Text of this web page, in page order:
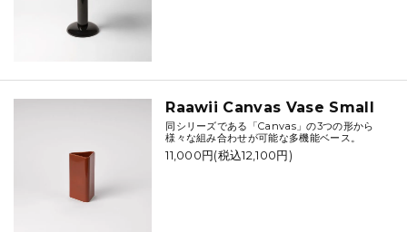
Raawii Canvas Vase Small
同シリーズである「Canvas」の3つの形から
様々な組み合わせが可能な多機能ベース。
11,000円(税込12,100円)